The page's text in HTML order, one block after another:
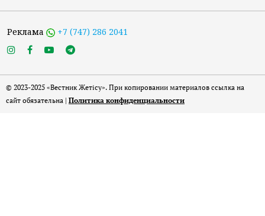
Реклама +7 (747) 286 2041
© 2023-2025 «Вестник Жетісу». При копировании материалов ссылка на
сайт обязательна | Политика конфиденциальности